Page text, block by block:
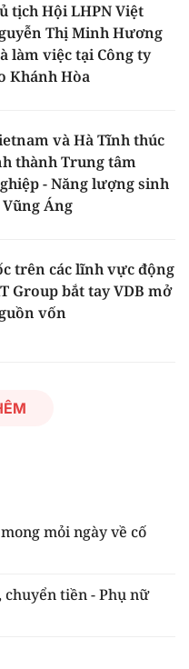
tịch Hội LHPN Việt
Thị Minh Hương
làm việc tại Công ty
Khánh Hòa
và Hà Tĩnh thúc
thành Trung tâm
- Năng lượng sinh
Áng
trên các lĩnh vực động
Group bắt tay VDB mở
vốn
mỏi ngày về cố
tiền - Phụ nữ